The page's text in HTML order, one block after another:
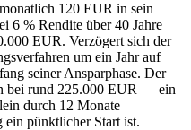
120 EUR in sein
6 % Rendite über 40 Jahre
EUR. Verzögert sich der
um ein Jahr auf
seiner Ansparphase. Der
bei rund 225.000 EUR — ein
durch 12 Monate
pünktlicher Start ist.